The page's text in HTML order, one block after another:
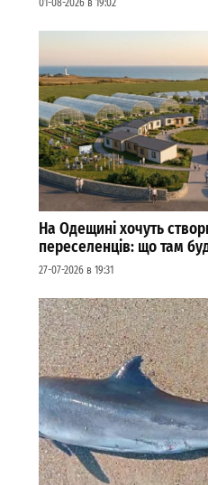
01-08-2026 в 19:02
На Одещині хочуть
переселенців: що там
27-07-2026 в 19:31